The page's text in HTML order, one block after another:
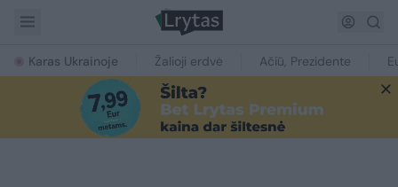
Karas Ukrainoje Žalioji erdvė Ačiū, Prezidente